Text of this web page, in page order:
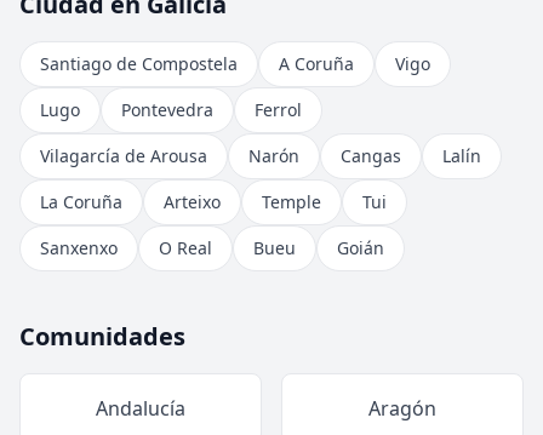
Santiago de Compostela A Coruña
Vigo
Lugo
Pontevedra
Ferrol
Vilagarcía de Arousa
Narón Cangas
Lalín
La Coruña
Arteixo Temple
Tui
Sanxenxo
O Real Bueu Goián
Comunidades
Andalucía Aragón